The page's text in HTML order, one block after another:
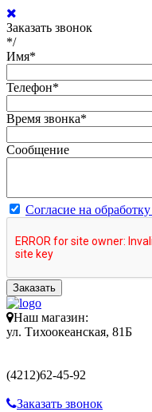
Заказать звонок
*/
Имя*
Телефон*
Время звонка*
Сообщение
Согласие на
Заказать
Наш магазин:
ул. Тихоокеанская, 81Б
(4212)62-45-92
Заказать звонок